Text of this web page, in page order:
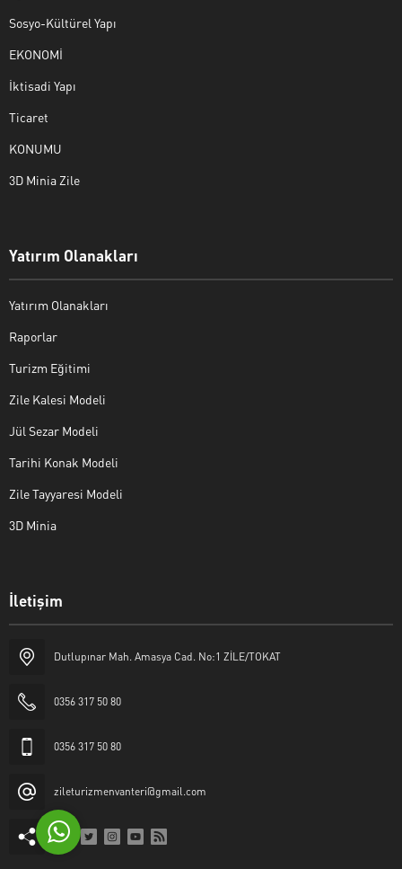
Sosyo-Kültürel Yapı
EKONOMİ
İktisadi Yapı
Ticaret
KONUMU
3D Minia Zile
Yatırım Olanakları
Yatırım Olanakları
Raporlar
Turizm Eğitimi
Zile Kalesi Modeli
Jül Sezar Modeli
Tarihi Konak Modeli
Zile Tayyaresi Modeli
3D Minia
İletişim
Dutlupınar Mah. Amasya Cad. No:1 ZİLE/TOKAT
0356 317 50 80
0356 317 50 80
zileturizmenvanteri@gmail.com